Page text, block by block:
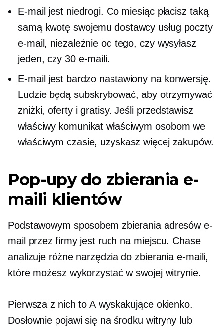
E-mail jest niedrogi. Co miesiąc płacisz taką
samą kwotę swojemu dostawcy usług poczty
e-mail, niezależnie od tego, czy wysyłasz
jeden, czy 30 e-maili.
E-mail jest bardzo nastawiony na konwersję.
Ludzie będą subskrybować, aby otrzymywać
zniżki, oferty i gratisy. Jeśli przedstawisz
właściwy komunikat właściwym osobom we
właściwym czasie, uzyskasz więcej zakupów.
Pop-upydo zbierania e-
maili klientów
Podstawowym sposobem zbierania adresów e-
mail przez firmy jest ruch na miejscu. Chase
analizuje różne narzędzia do zbierania e-maili,
które możesz wykorzystać w swojej witrynie.
Pierwsza z nich to A wyskakujące okienko.
Dosłownie pojawi się na środku witryny lub